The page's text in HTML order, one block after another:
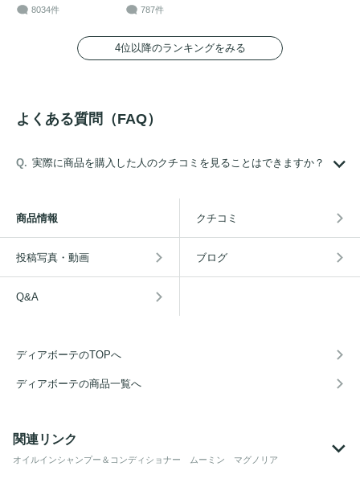
8034件 787件
4位以降のランキングをみる
よくある質問（FAQ）
実際に商品を購入した人のクチコミを見ることはできますか？
商品情報 クチコミ
投稿写真・動画 ブログ
Q&A
ディアボーテのTOPへ
ディアボーテの商品一覧へ
関連リンク
オイルインシャンプー＆コンディショナー ムーミン マグノリア